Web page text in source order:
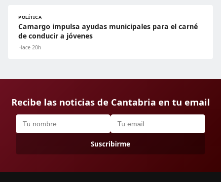
POLÍTICA
Camargo impulsa ayudas municipales para el carné
de conducir a jóvenes
Hace 20h
Recibe las noticias de Cantabria en tu email
Suscribirme